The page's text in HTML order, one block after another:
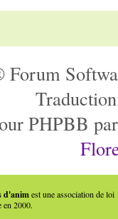
Forum
PHPBB
d'animest une association de loi
en 2000.